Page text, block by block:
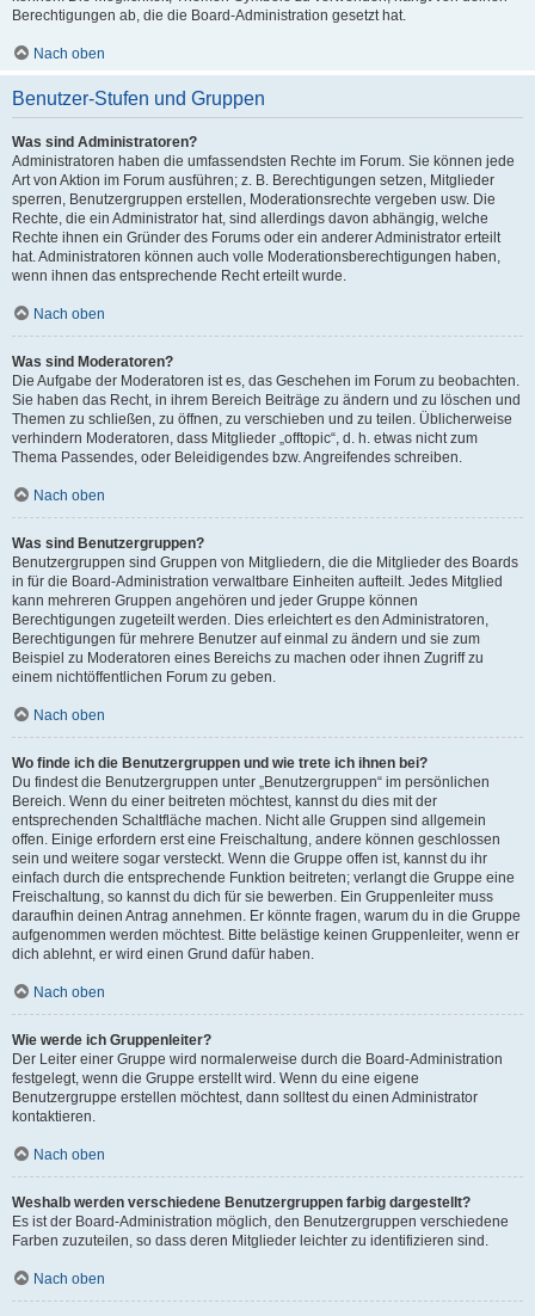
Berechtigungen ab, die die Board-Administration gesetzt hat.
Nach oben
Benutzer-Stufen und Gruppen
Was sind Administratoren?
Administratoren haben die umfassendsten Rechte im Forum. Sie können jede
Art von Aktion im Forum ausführen; z. B. Berechtigungen setzen, Mitglieder
sperren, Benutzergruppen erstellen, Moderationsrechte vergeben usw. Die
Rechte, die ein Administrator hat, sind allerdings davon abhängig, welche
Rechte ihnen ein Gründer des Forums oder ein anderer Administrator erteilt
hat. Administratoren können auch volle Moderationsberechtigungen haben,
wenn ihnen das entsprechende Recht erteilt wurde.
Nach oben
Was sind Moderatoren?
Die Aufgabe der Moderatoren ist es, das Geschehen im Forum zu beobachten.
Sie haben das Recht, in ihrem Bereich Beiträge zu ändern und zu löschen und
Themen zu schließen, zu öffnen, zu verschieben und zu teilen. Üblicherweise
verhindern Moderatoren, dass Mitglieder „offtopic“, d. h. etwas nicht zum
Thema Passendes, oder Beleidigendes bzw. Angreifendes schreiben.
Nach oben
Was sind Benutzergruppen?
Benutzergruppen sind Gruppen von Mitgliedern, die die Mitglieder des Boards
in für die Board-Administration verwaltbare Einheiten aufteilt. Jedes Mitglied
kann mehreren Gruppen angehören und jeder Gruppe können
Berechtigungen zugeteilt werden. Dies erleichtert es den Administratoren,
Berechtigungen für mehrere Benutzer auf einmal zu ändern und sie zum
Beispiel zu Moderatoren eines Bereichs zu machen oder ihnen Zugriff zu
einem nichtöffentlichen Forum zu geben.
Nach oben
Wo finde ich die Benutzergruppen und wie trete ich ihnen bei?
Du findest die Benutzergruppen unter „Benutzergruppen“ im persönlichen
Bereich. Wenn du einer beitreten möchtest, kannst du dies mit der
entsprechenden Schaltfläche machen. Nicht alle Gruppen sind allgemein
offen. Einige erfordern erst eine Freischaltung, andere können geschlossen
sein und weitere sogar versteckt. Wenn die Gruppe offen ist, kannst du ihr
einfach durch die entsprechende Funktion beitreten; verlangt die Gruppe eine
Freischaltung, so kannst du dich für sie bewerben. Ein Gruppenleiter muss
daraufhin deinen Antrag annehmen. Er könnte fragen, warum du in die Gruppe
aufgenommen werden möchtest. Bitte belästige keinen Gruppenleiter, wenn er
dich ablehnt, er wird einen Grund dafür haben.
Nach oben
Wie werde ich Gruppenleiter?
Der Leiter einer Gruppe wird normalerweise durch die Board-Administration
festgelegt, wenn die Gruppe erstellt wird. Wenn du eine eigene
Benutzergruppe erstellen möchtest, dann solltest du einen Administrator
kontaktieren.
Nach oben
Weshalb werden verschiedene Benutzergruppen farbig dargestellt?
Es ist der Board-Administration möglich, den Benutzergruppen verschiedene
Farben zuzuteilen, so dass deren Mitglieder leichter zu identifizieren sind.
Nach oben